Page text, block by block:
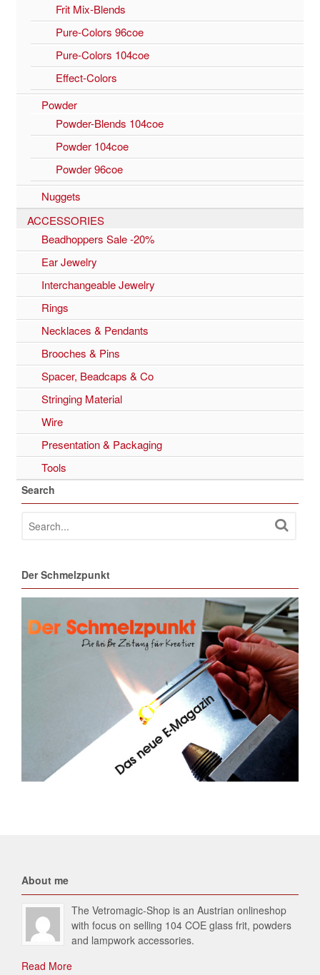
Frit Mix-Blends
Pure-Colors 96coe
Pure-Colors 104coe
Effect-Colors
Powder
Powder-Blends 104coe
Powder 104coe
Powder 96coe
Nuggets
ACCESSORIES
Beadhoppers Sale -20%
Ear Jewelry
Interchangeable Jewelry
Rings
Necklaces & Pendants
Brooches & Pins
Spacer, Beadcaps & Co
Stringing Material
Wire
Presentation & Packaging
Tools
Search
Der Schmelzpunkt
About me
The Vetromagic-Shop is an Austrian onlineshop
with focus on selling 104 COE glass frit, powders
and lampwork accessories.
Read More